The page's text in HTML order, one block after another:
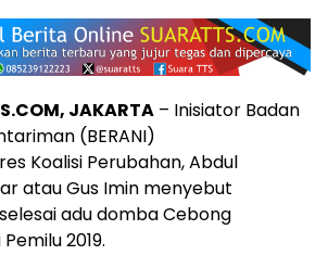
JAKARTA – Inisiator Badan
(BERANI)
Koalisi Perubahan, Abdul
atau Gus Imin menyebut
adu domba Cebong
2019.